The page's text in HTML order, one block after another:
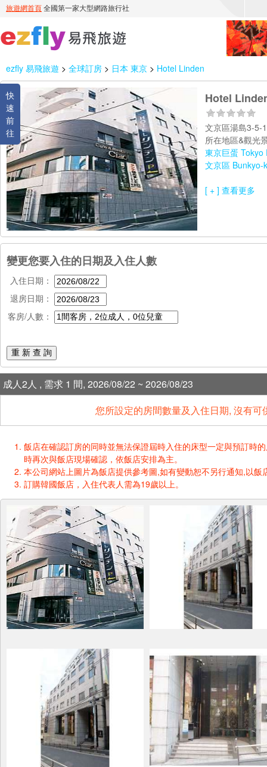
ezfly 易飛旅遊 > 全球訂房 > 日本 東京 > Hotel Linden
快
速
前
往
Hotel
文京區湯島3-
所在地區&觀光
東京巨蛋 Tokyo
文京區 Bunkyo-
[ + ] 查看更多
變更您要入住的日期及入住人數
入住日期：
退房日期：
客房/人數：
重 新 查 詢
成人2人 , 需求 1 間, 2026/08/22 ~ 2026/08/23
您所設定的房間數量及入住日期, 沒有
飯店在確認訂房的同時並無法保證屆時入住的床型一定與預訂時
時再次與飯店現場確認，依飯店安排為主。
本公司網站上圖片為飯店提供參考圖,如有變動恕不另行通知,以飯
訂購韓國飯店，入住代表人需為19歲以上。